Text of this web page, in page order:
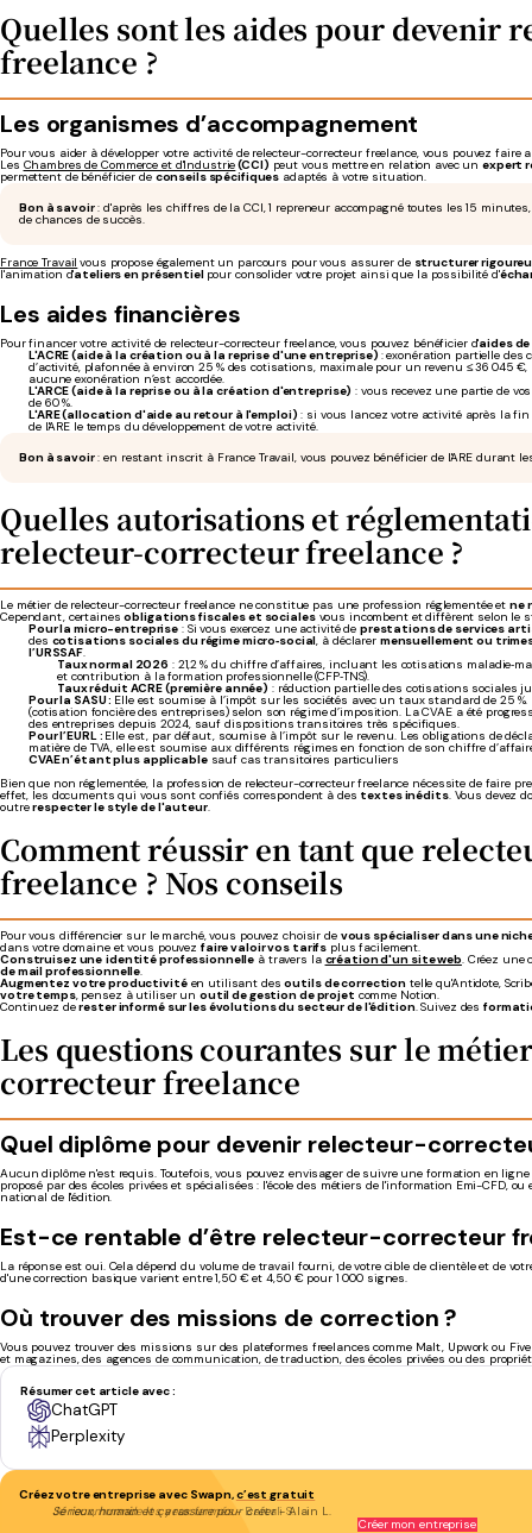
Quelles sont les aides pour devenir
freelance ?
Les organismes d’accompagnement
Pour vous aider à développer votre activité de relecteur-correcteur freelance, vous pouvez faire
Les Chambres de Commerce et d'Industrie(CCI) peut vous mettre en relation avec unexpert
permettent de bénéficier deconseils spécifiques adaptés à votre situation.
Bon à savoir: d'après les chiffres de la CCI, 1 repreneur accompagné toutes les 15
de chances de succès.
France Travail vous propose également un parcours pour vous assurer de structurer
l'animation d'ateliers en présentiel pour consolider votre projet ainsi que la possibilité d'
Les aides financières
Pour financer votre activité de relecteur-correcteur freelance, vous pouvez bénéficier d'aides
L'ACRE (aide à la création ou à la reprise d'une entreprise) : exonération partielle des
d’activité, plafonnée à environ 25 % des cotisations, maximale pour un revenu ≤ 36 045
aucune exonération n’est accordée.
L'ARCE (aide à la reprise ou à la création d'entreprise) : vous recevez une partie de
de 60 %.
L'ARE (allocation d'aide au retour à l'emploi) : si vous lancez votre activité après la
de l'ARE le temps du développement de votre activité.
Bon à savoir: en restant inscrit à France Travail, vous pouvez bénéficier de l'ARE durant
Quelles autorisations et
relecteur-correcteur freelance ?
Le métier de relecteur-correcteur freelance ne constitue pas une profession réglementée etne
Cependant, certainesobligations fiscales et socialesvous incombent et diffèrent selon le
Pour la micro-entreprise : Si vous exercez une activité de prestations de services
des cotisations sociales du régime micro‑social, à déclarer mensuellement ou
l’URSSAF.
Taux normal 2026 : 21,2 % du chiffre d’affaires, incluant les cotisations
et contribution à la formation professionnelle (CFP‑TNS).
Taux réduit ACRE (première année) : réduction partielle des cotisations sociales
Pour la SASU : Elle est soumise à l’impôt sur les sociétés avec un taux standard de 25 %.
(cotisation foncière des entreprises) selon son régime d’imposition. La CVAE a été
des entreprises depuis 2024, sauf dispositions transitoires très spécifiques.
Pour l’EURL : Elle est, par défaut, soumise à l’impôt sur le revenu. Les obligations de
matière de TVA, elle est soumise aux différents régimes en fonction de son chiffre
CVAE n’étant plus applicablesauf cas transitoires particuliers
Bien que non réglementée, la profession de relecteur-correcteur freelance nécessite de faire
effet, les documents qui vous sont confiés correspondent à des textes inédits. Vous devez
outrerespecter le style de l'auteur.
Comment réussir en tant que
freelance ? Nos conseils
Pour vous différencier sur le marché, vous pouvez choisir de vous spécialiser dans une
dans votre domaine et vous pouvez faire valoir vos tarifs plus facilement.
Construisez une identité professionnelle à travers la création d'un site web. Créez une
de mail professionnelle.
Augmentez votre productivitéen utilisant desoutils de correction telle qu'Antidote,
votre temps, pensez à utiliser un outil de gestion de projet comme Notion.
Continuez derester informé sur les évolutions du secteur de l'édition. Suivez des
Les questions courantes sur le
correcteur freelance
Quel diplôme pour devenir relecteur-
Aucun diplôme n'est requis. Toutefois, vous pouvez envisager de suivre une formation en
proposé par des écoles privées et spécialisées : l'école des métiers de l'information Emi-CFD,
national de l'édition.
Est-ce rentable d’être relecteur-correcteur
La réponse est oui. Cela dépend du volume de travail fourni, de votre cible de clientèle et de
d'une correction basique varient entre 1,50 € et 4,50 € pour 1 000 signes.
Où trouver des missions de correction ?
Vous pouvez trouver des missions sur des plateformes freelances comme Malt, Upwork ou
et magazines, des agences de communication, de traduction, des écoles privées ou des
Résumer cet article avec :
ChatGPT
Perplexity
Créez votre entreprise avec Swapn,c’est gratuit
Je recommande les yeux fermés- Bartali S.
Créer mon entreprise